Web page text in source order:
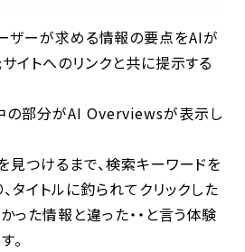
ザーが求める情報の要点をAIが
イトへのリンクと共に提示する
の部分がAI Overviewsが表示し
つけるまで、検索キーワードを
タイトルに釣られてクリックした
った情報と違った・・と言う体験
。